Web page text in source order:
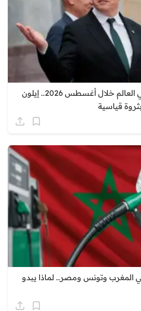
أغنى 10 أشخاص في العالم خلال أغسطس 2026.. إيلون
قياسية
المغرب وتونس ومصر.. لماذا يبدو